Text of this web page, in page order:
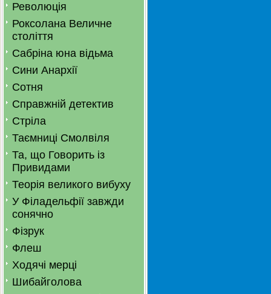
Революція
Роксолана Величне
століття
Сабріна юна відьма
Сини Анархії
Сотня
Справжній детектив
Стріла
Таємниці Смолвіля
Та, що Говорить із
Привидами
Теорія великого вибуху
У Філадельфії завжди
сонячно
Фізрук
Флеш
Ходячі мерці
Шибайголова